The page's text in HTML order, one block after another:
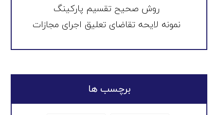
روش صحیح تقسیم پارکینگ
نمونه لایحه تقاضای تعلیق اجرای مجازات
برچسب ها